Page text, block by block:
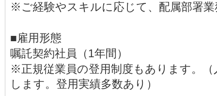
※ご経験やスキルに応じて、配属部署
■雇用形態
嘱託契約社員（1年間）
※正規従業員の登用制度もあります。（
します。登用実績多数あり）